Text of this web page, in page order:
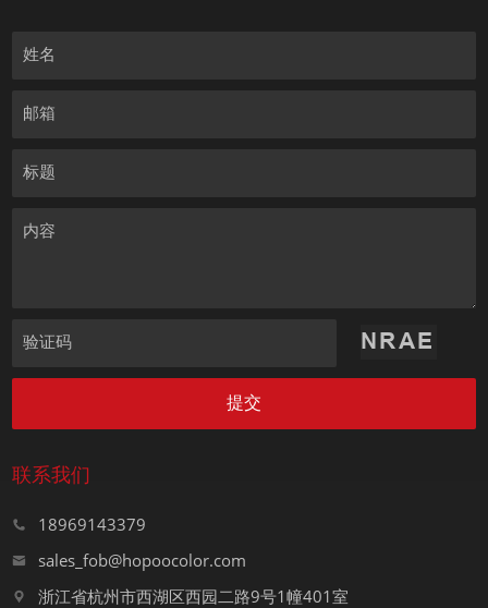
姓名
邮箱
标题
内容
验证码
提交
联系我们
18969143379
sales_fob@hopoocolor.com
浙江省杭州市西湖区西园二路9号1幢401室